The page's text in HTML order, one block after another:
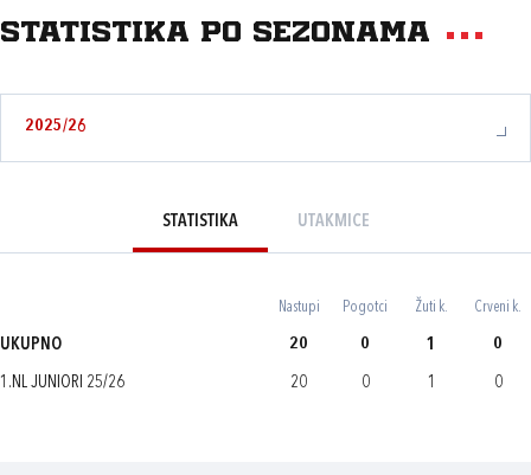
Statistika po sezonama
2025/26
STATISTIKA UTAKMICE
Nastupi Pogotci Žuti k. Crveni k.
UKUPNO 20 0 1 0
1.NL JUNIORI 25/26 20 0 1 0